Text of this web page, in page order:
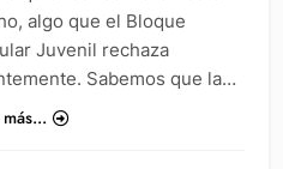
algo que el Bloque
Juvenil rechaza
Sabemos que la…